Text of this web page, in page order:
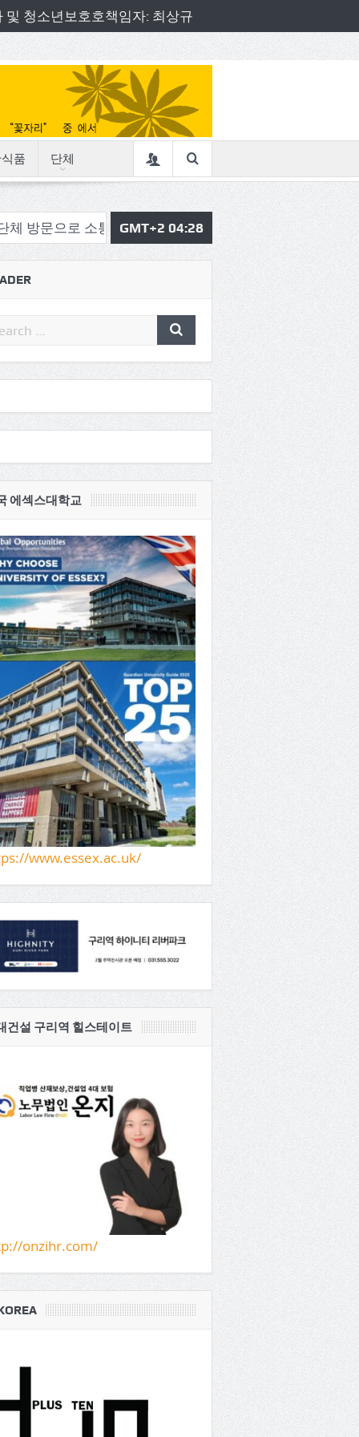
청소년보호호책임자: 최상규
품 단체
소통의정 시작 삼육중 4-H 환경동아리, 구리시청서 특
GMT+2 04:28
에섹스대학교
www.essex.ac.uk/
건설 구리역 힐스테이트
onzihr.com/